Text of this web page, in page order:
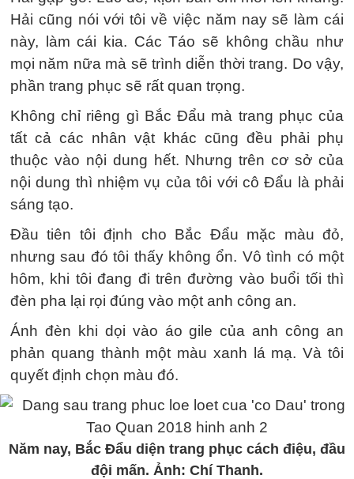
Hải cũng nói với tôi về việc năm nay sẽ làm cái
này, làm cái kia. Các Táo sẽ không chầu như
mọi năm nữa mà sẽ trình diễn thời trang. Do vậy,
phần trang phục sẽ rất quan trọng.
Không chỉ riêng gì Bắc Đẩu mà trang phục của
tất cả các nhân vật khác cũng đều phải phụ
thuộc vào nội dung hết. Nhưng trên cơ sở của
nội dung thì nhiệm vụ của tôi với cô Đẩu là phải
sáng tạo.
Đầu tiên tôi định cho Bắc Đẩu mặc màu đỏ,
nhưng sau đó tôi thấy không ổn. Vô tình có một
hôm, khi tôi đang đi trên đường vào buổi tối thì
đèn pha lại rọi đúng vào một anh công an.
Ánh đèn khi dọi vào áo gile của anh công an
phản quang thành một màu xanh lá mạ. Và tôi
quyết định chọn màu đó.
Năm nay, Bắc Đẩu diện trang phục cách điệu, đầu
đội mấn. Ảnh: Chí Thanh.